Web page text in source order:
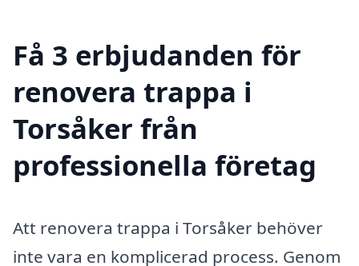
Få 3 erbjudanden för
renovera trappa i
Torsåker från
professionella företag
Att renovera trappa i Torsåker behöver
inte vara en komplicerad process. Genom